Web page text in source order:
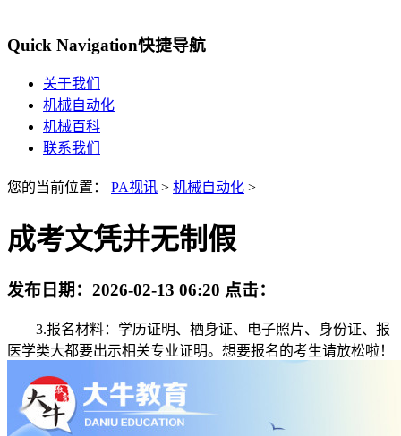
Quick Navigation快捷导航
关于我们
机械自动化
机械百科
联系我们
您的当前位置： PA视讯 > 机械自动化 >
成考文凭并无制假
发布日期： 2026-02-13 06:20 点击：
3.报名材料：学历证明、栖身证、电子照片、身份证、报
医学类大都要出示相关专业证明。想要报名的考生请放松啦！